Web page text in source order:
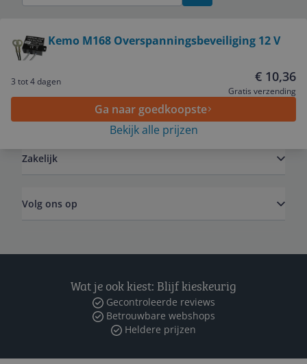
Kemo M168 Overspanningsbeveiliging 12 V
3 tot 4 dagen € 10,36
Gratis verzending
Ga naar goedkoopste
Bekijk alle prijzen
Zakelijk
Volg ons op
Wat je ook kiest: Blijf kieskeurig
Gecontroleerde reviews
Betrouwbare webshops
Heldere prijzen